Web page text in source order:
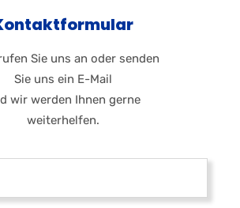
Sie uns an oder senden
Sie uns ein E-Mail
wir werden Ihnen gerne
weiterhelfen.